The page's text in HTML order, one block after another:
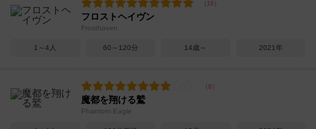
フロストヘイヴン
Frosthaven
1～4人 60～120分 14歳～ 2021年
魔都を翔ける鷲
Phantom Eagle